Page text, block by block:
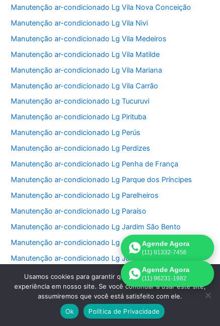
Manutenção ar-condicionado Lg Vila Nova Conceição
Manutenção ar-condicionado Lg Vila Nivi
Manutenção ar-condicionado Lg Vila Medeiros
Manutenção ar-condicionado Lg Vila Matilde
Manutenção ar-condicionado Lg Vila Mariana
Manutenção ar-condicionado Lg Vila Carrão
Manutenção ar-condicionado Lg Tucuruvi
Manutenção ar-condicionado Lg Pirituba
Manutenção ar-condicionado Lg Perús
Manutenção ar-condicionado Lg Perdizes
Manutenção ar-condicionado Lg Penha de França
Manutenção ar-condicionado Lg Parque dos Príncipes
Manutenção ar-condicionado Lg Parelheiros
Manutenção ar-condicionado Lg Paraíso
Manutenção ar-condicionado Lg Jardim São Bento
Manutenção ar-condicionado Lg Jardim Paulistano
Manutenção ar-condicionado Lg Jardim Paulista
Manutenção ar-condicionado Lg Jardim Morumbi
Manutenção ar-condicionado Lg Jardim Fonte do Morumbi
Manutenção ar-condicionado Lg Jardim Europa
Manutenção ar-condicionado Lg Jardim das Perdizes
Agende Agora
(11) 91332-7456
Agende Agora
(11) 96231-1982
Usamos cookies para garantir que oferecemos a melhor
experiência em nosso site. Se você continuar a usar este site,
assumiremos que você está satisfeito com ele.
Ok
Política de Privacidade